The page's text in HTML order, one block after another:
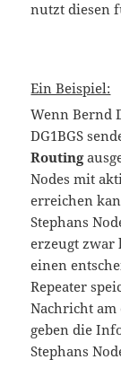
nutzt diesen
Ein Beispiel:
Wenn Bernd
DG1BGS
Routing
Nodes mit
erreichen
Stephans
erzeugt
einen
Repeater
Nachricht
geben die
Stephans